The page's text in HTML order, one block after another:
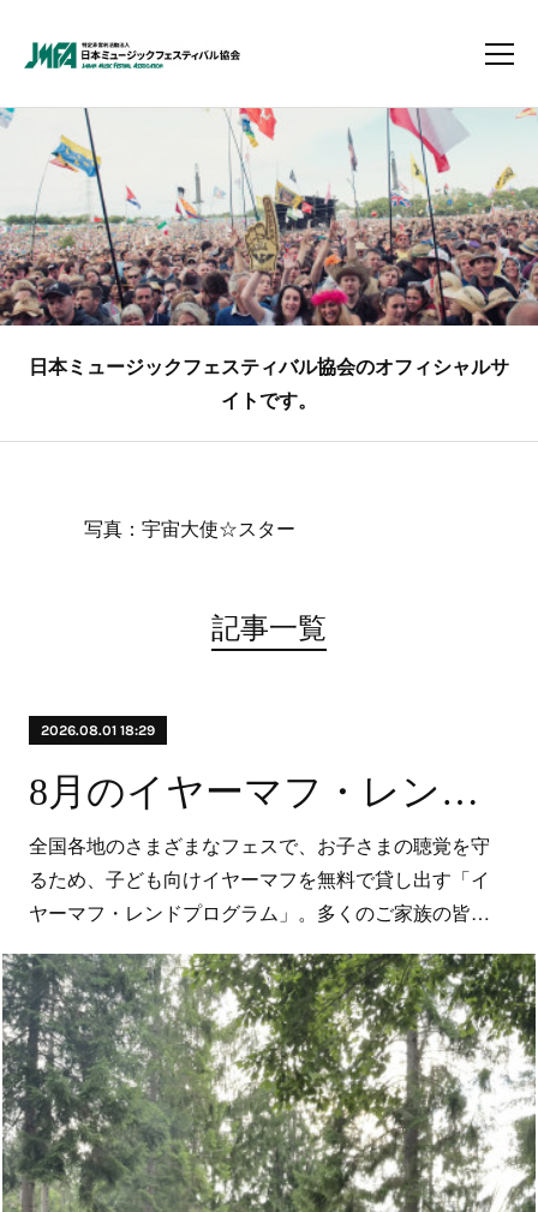
日本ミュージックフェスティバル協会のオフィシャルサ
イトです。
写真：宇宙大使☆スター
記事一覧
2026.08.01 18:29
8月のイヤーマフ・レンドプログラム 参加・実施予定フェスのお知らせ
全国各地のさまざまなフェスで、お子さまの聴覚を守
るため、子ども向けイヤーマフを無料で貸し出す「イ
ヤーマフ・レンドプログラム」。多くのご家族の皆…